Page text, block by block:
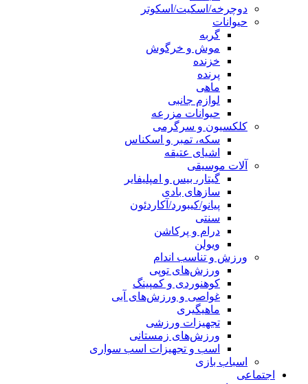
دوچرخه/اسکیت/اسکوتر
حیوانات
گربه
موش و خرگوش
خزنده
پرنده
ماهی
لوازم جانبی
حیوانات مزرعه
کلکسیون و سرگرمی
سکه، تمبر و اسکناس
اشیای عتیقه
آلات موسیقی
گیتار، بیس و امپلیفایر
سازهای بادی
پیانو/کیبورد/آکاردئون
سنتی
درام و پرکاشن
ویولن
ورزش و تناسب اندام
ورزش‌های توپی
کوهنوردی و کمپینگ
غواصی و ورزش‌های آبی
ماهیگیری
تجهیزات ورزشی
ورزش‌های زمستانی
اسب و تجهیزات اسب سواری
اسباب‌ بازی
اجتماعی